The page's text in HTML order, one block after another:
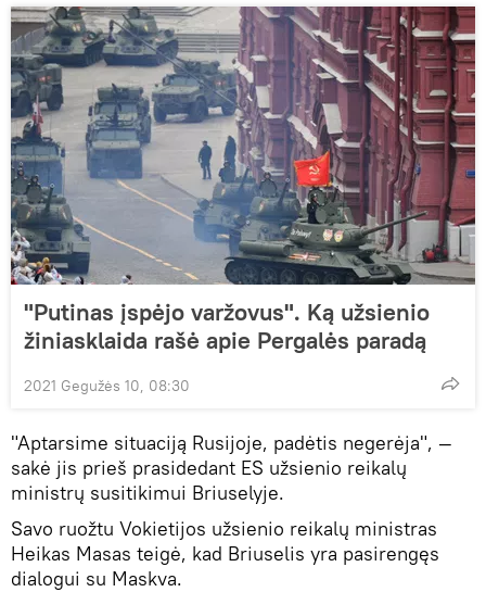
"Putinas įspėjo varžovus". Ką užsienio
žiniasklaida rašė apie Pergalės paradą
2021 Gegužės 10, 08:30
"Aptarsime situaciją Rusijoje, padėtis negerėja", —
sakė jis prieš prasidedant ES užsienio reikalų
ministrų susitikimui Briuselyje.
Savo ruožtu Vokietijos užsienio reikalų ministras
Heikas Masas teigė, kad Briuselis yra pasirengęs
dialogui su Maskva.